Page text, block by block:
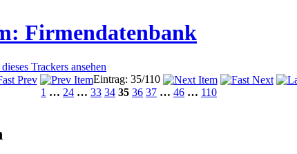
Firmendatenbank
Trackers ansehen
Eintrag: 35/110
1 … 24 … 33 34 35 36 37 … 46 … 110